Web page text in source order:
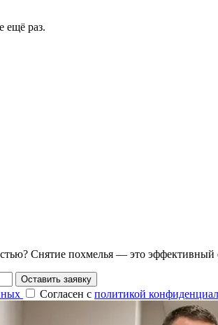
ещё раз.
Снятие похмелья — это эффективный
Оставить заявку
Согласен с политикой